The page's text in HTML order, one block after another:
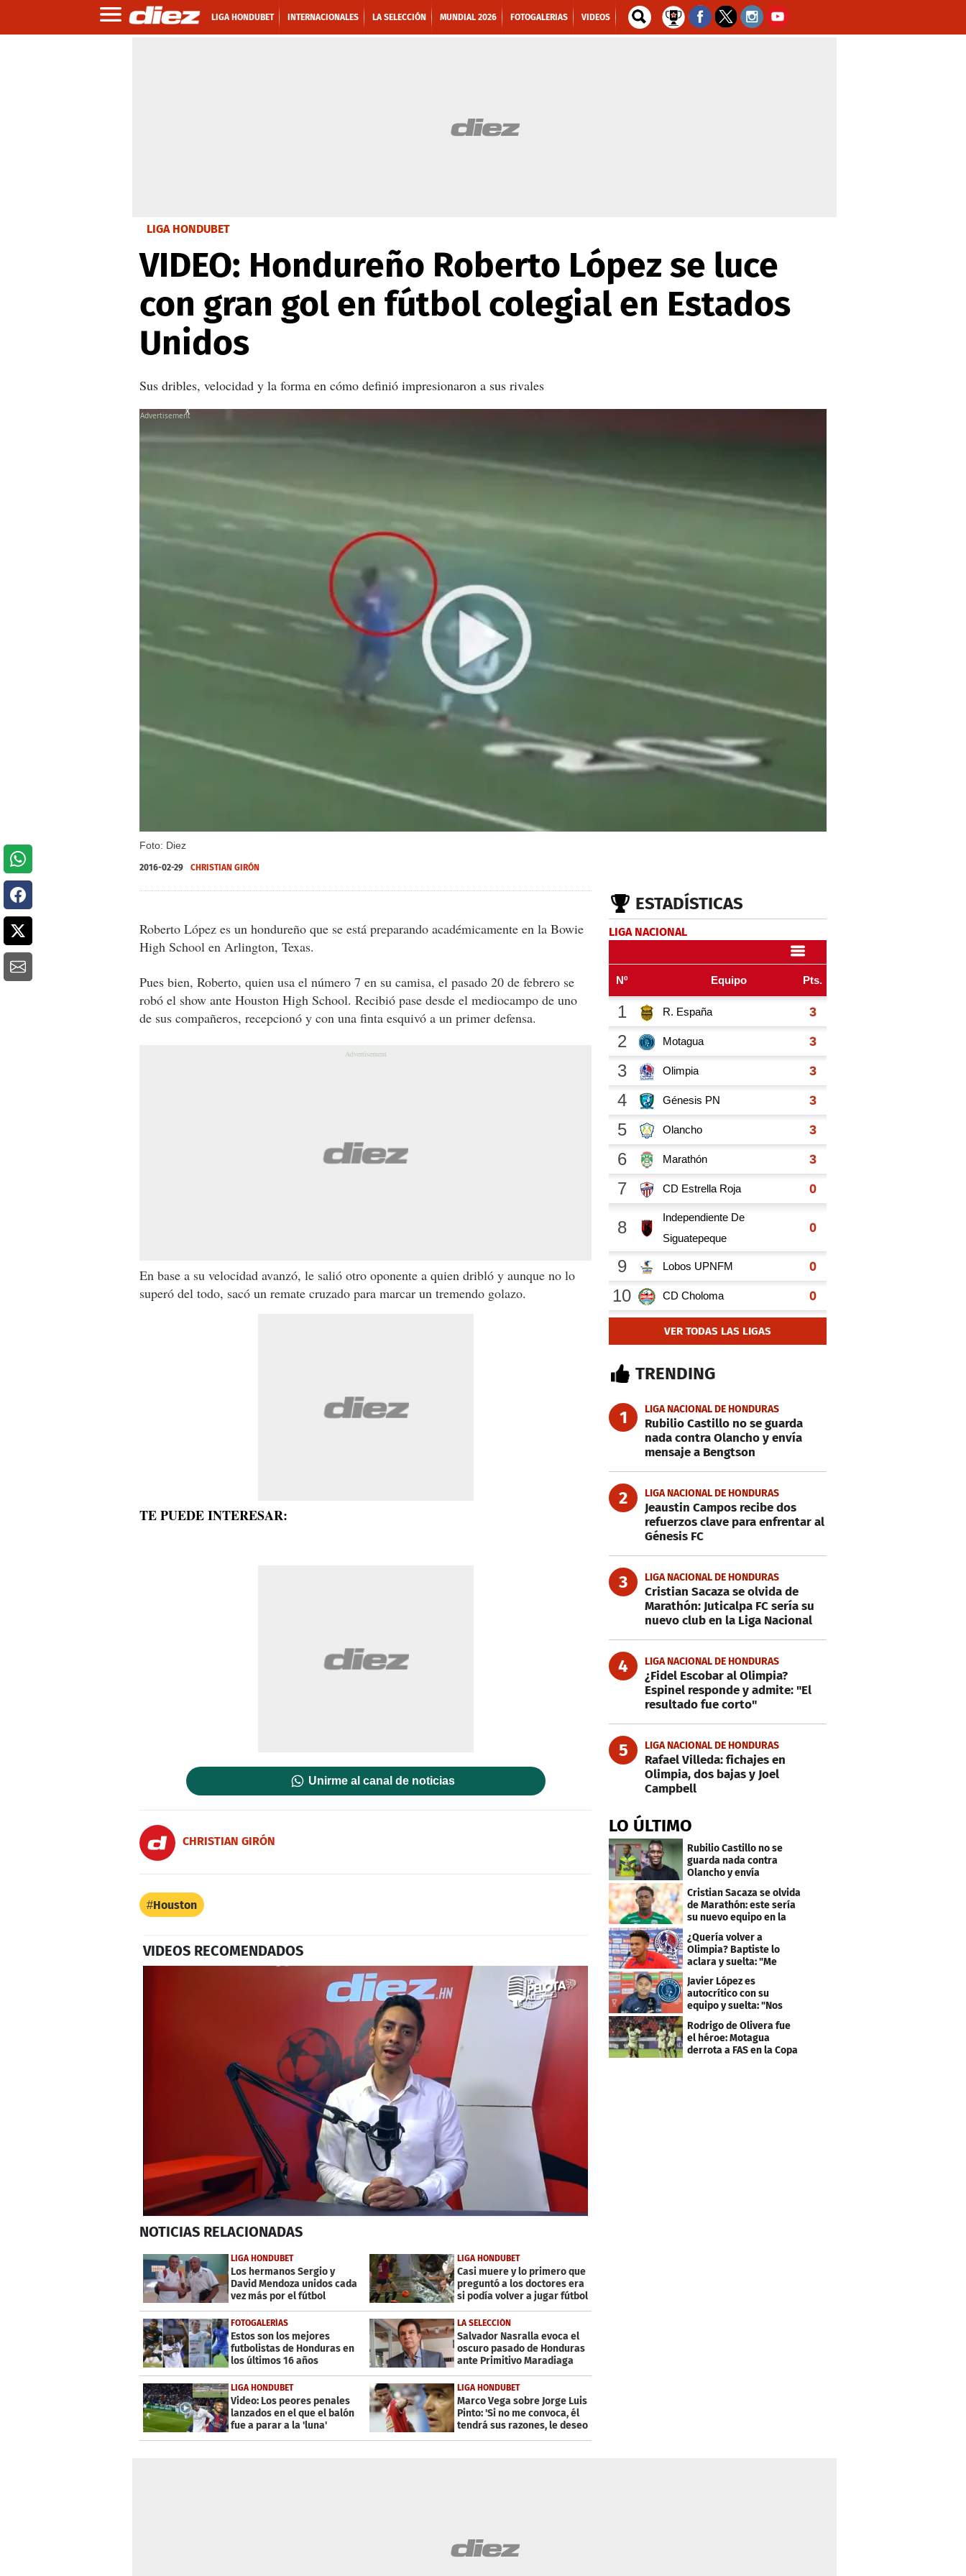
LIGA HONDUBET INTERNACIONALES LA SELECCIÓN MUNDIAL 2026 FOTOGALERIAS VIDEOS
LIGA HONDUBET
VIDEO: Hondureño Roberto López se luce
con gran gol en fútbol colegial en Estados
Unidos
Sus dribles, velocidad y la forma en cómo definió impresionaron a sus rivales
Foto: Diez
X
2016-02-29 CHRISTIAN GIRÓN
Roberto López es un hondureño que se está preparando académicamente en la Bowie
High School en Arlington, Texas.
Pues bien, Roberto, quien usa el número 7 en su camisa, el pasado 20 de febrero se
robó el show ante Houston High School. Recibió pase desde el mediocampo de uno
de sus compañeros, recepcionó y con una finta esquivó a un primer defensa.
En base a su velocidad avanzó, le salió otro oponente a quien dribló y aunque no lo
superó del todo, sacó un remate cruzado para marcar un tremendo golazo.
TE PUEDE INTERESAR:
Unirme al canal de noticias
CHRISTIAN GIRÓN
Houston
VIDEOS RECOMENDADOS
seconds
7
minutes,
45
secondsVolume
0%
NOTICIAS RELACIONADAS
LIGA HONDUBET
Los hermanos Sergio y
David Mendoza unidos cada
vez más por el fútbol
LIGA HONDUBET
Casi muere y lo primero que
preguntó a los doctores era
si podía volver a jugar fútbol
FOTOGALERÍAS
Estos son los mejores
futbolistas de Honduras en
los últimos 16 años
LA SELECCIÓN
Salvador Nasralla evoca el
oscuro pasado de Honduras
ante Primitivo Maradiaga
LIGA HONDUBET
Video: Los peores penales
lanzados en el que el balón
fue a parar a la 'luna'
LIGA HONDUBET
Marco Vega sobre Jorge Luis
Pinto: 'Si no me convoca, él
tendrá sus razones, le deseo
suerte'
ESTADÍSTICAS
LIGA NACIONAL
VER TODAS LAS LIGAS
TRENDING
1 LIGA NACIONAL DE HONDURAS
Rubilio Castillo no se guarda
nada contra Olancho y envía
mensaje a Bengtson
2 LIGA NACIONAL DE HONDURAS
Jeaustin Campos recibe dos
refuerzos clave para enfrentar al
Génesis FC
3 LIGA NACIONAL DE HONDURAS
Cristian Sacaza se olvida de
Marathón: Juticalpa FC sería su
nuevo club en la Liga Nacional
4 LIGA NACIONAL DE HONDURAS
¿Fidel Escobar al Olimpia?
Espinel responde y admite: "El
resultado fue corto"
5 LIGA NACIONAL DE HONDURAS
Rafael Villeda: fichajes en
Olimpia, dos bajas y Joel
Campbell
LO ÚLTIMO
Rubilio Castillo no se
guarda nada contra
Olancho y envía
mensaje a Bengtson
Cristian Sacaza se olvida
de Marathón: este sería
su nuevo equipo en la
Liga Nacional
¿Quería volver a
Olimpia? Baptiste lo
aclara y suelta: "Me
faltaba un equipo
grande"
Javier López es
autocrítico con su
equipo y suelta: "Nos
costó muchísimo..."
Rodrigo de Olivera fue
el héroe: Motagua
derrota a FAS en la Copa